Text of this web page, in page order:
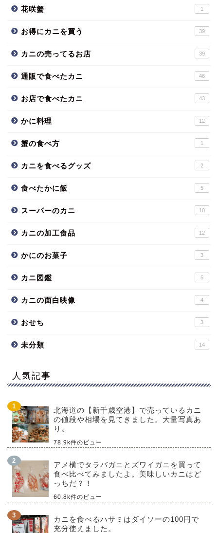
花咲蟹 1
お得にカニを買う 39
カニの売ってるお店 39
通販で食べたカニ 46
お店で食べたカニ 43
かに料理 12
蟹の食べ方 1
カニを食べるグッズ 2
食べたかに飯 5
スーパーのカニ 10
カニの加工食品 12
かにのお菓子 3
カニ図鑑 5
カニの面白映像 4
おせち 3
未分類 14
人気記事
北海道の【新千歳空港】で売っているカニ
の値段や相場を見てきました。大量写真あ
り。
78.9k件のビュー
アメ横でタラバガニとズワイガニを買って
食べ比べてみましたよ。美味しいカニはど
っちだ？！
60.8k件のビュー
カニを食べるハサミはダイソーの100円で
充分使えました。